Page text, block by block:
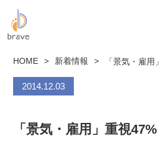
HOME > 新着情報 > 「景気・雇用
2014.12.03
「景気・雇用」重視47%